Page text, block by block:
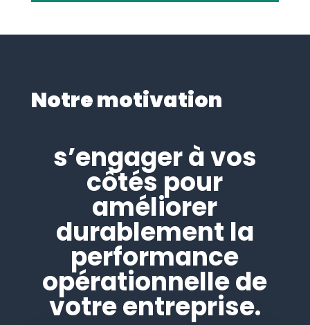
Notre motivation
s’engager à vos
côtés pour
améliorer
durablement la
performance
opérationnelle de
votre entreprise.